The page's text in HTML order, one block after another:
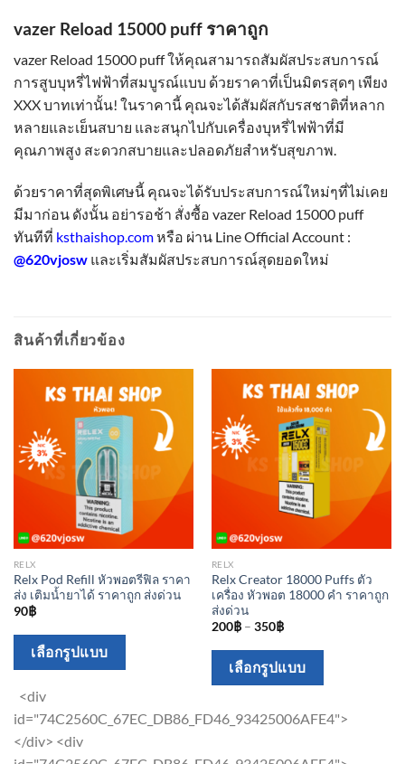
vazer Reload 15000 puff ราคาถูก
vazer Reload 15000 puff ให้คุณสามารถสัมผัสประสบการณ์
การสูบบุหรี่ไฟฟ้าที่สมบูรณ์แบบ ด้วยราคาที่เป็นมิตรสุดๆ เพียง
XXX บาทเท่านั้น! ในราคานี้ คุณจะได้สัมผัสกับรสชาติที่หลาก
หลายและเย็นสบาย และสนุกไปกับเครื่องบุหรี่ไฟฟ้าที่มี
คุณภาพสูง สะดวกสบายและปลอดภัยสำหรับสุขภาพ.
ด้วยราคาที่สุดพิเศษนี้ คุณจะได้รับประสบการณ์ใหม่ๆที่ไม่เคย
มีมาก่อน ดังนั้น อย่ารอช้า สั่งซื้อ vazer Reload 15000 puff
ทันทีที่ ksthaishop.comหรือ ผ่าน Line Official Account :
@620vjosw และเริ่มสัมผัสประสบการณ์สุดยอดใหม่
สินค้าที่เกี่ยวข้อง
RELX
Relx Pod Refill หัวพอตรีฟิล ราคา
ส่ง เติมน้ำยาได้ ราคาถูก ส่งด่วน
90฿
เลือกรูปแบบ
multiple
The
<div
id="74C2560C_67EC_DB86_FD46_93425006AFE4">
</div> <div
RELX
Relx Creator 18000 Puffs ตัว
เครื่อง หัวพอต 18000 คำ ราคาถูก
ส่งด่วน
200฿– 350฿
เลือกรูปแบบ
multiple